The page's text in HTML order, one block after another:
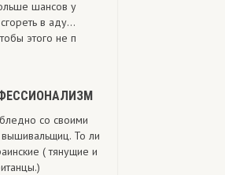
шансов у
в аду...
этого не п
со своими
вышивальщиц. То ли
( тянущие и